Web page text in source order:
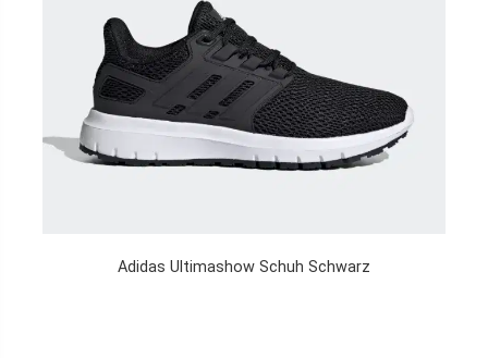
Adidas Ultimashow Schuh Schwarz